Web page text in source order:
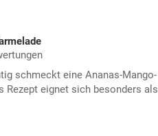
schmeckt eine Ananas-Mango-
Rezept eignet sich besonders als